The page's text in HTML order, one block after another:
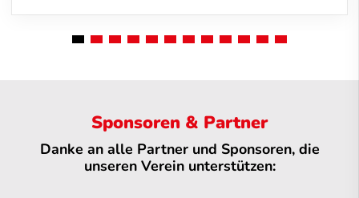
Sponsoren & Partner
Danke an alle Partner und Sponsoren, die
unseren Verein unterstützen: